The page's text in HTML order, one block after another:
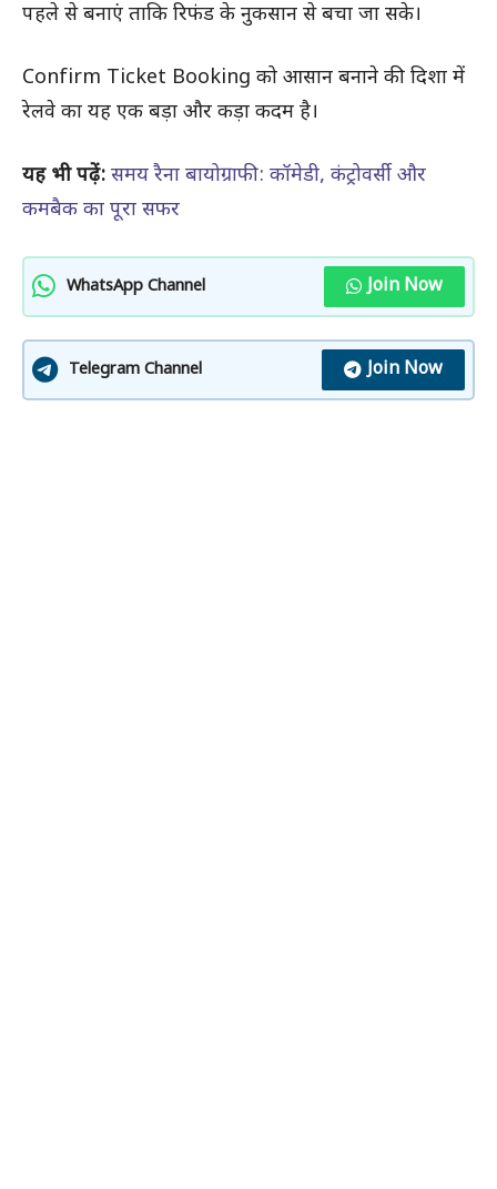
पहले से बनाएं ताकि रिफंड के नुकसान से बचा जा सके।
Confirm Ticket Booking को आसान बनाने की दिशा में
रेलवे का यह एक बड़ा और कड़ा कदम है।
यह भी पढ़ें: समय रैना बायोग्राफी: कॉमेडी, कंट्रोवर्सी और
कमबैक का पूरा सफर
WhatsApp Channel Join Now
Telegram Channel Join Now